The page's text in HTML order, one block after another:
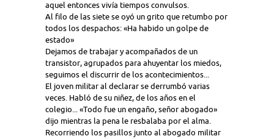
aquel entonces vivía tiempos convulsos.
Al filo de las siete se oyó un grito que retumbo por
todos los despachos: «Ha habido un golpe de
estado»
Dejamos de trabajar y acompañados de un
transistor, agrupados para ahuyentar los miedos,
seguimos el discurrir de los acontecimientos...
El joven militar al declarar se derrumbó varias
veces. Habló de su niñez, de los años en el
colegio... «Todo fue un engaño, señor abogado»
dijo mientras la pena le resbalaba por el alma.
Recorriendo los pasillos junto al abogado militar